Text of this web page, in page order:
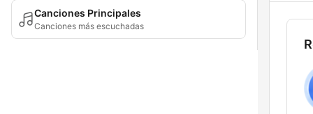
Canciones Principales
Canciones más escuchadas